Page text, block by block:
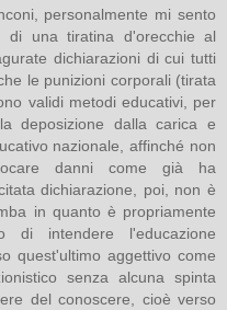
personalmente mi sento
una tiratina d'orecchie al
dichiarazioni di cui tutti
le punizioni corporali (tirata
validi metodi educativi, per
deposizione dalla carica e
nazionale, affinché non
danni come già ha
dichiarazione, poi, non è
in quanto è propriamente
di intendere l'educazione
quest'ultimo aggettivo come
senza alcuna spinta
del conoscere, cioè verso